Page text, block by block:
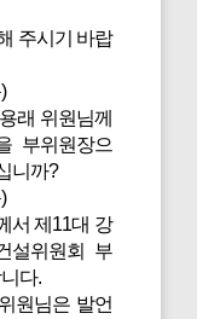
주시기 바랍
래 위원님께
부위원장으
니까?
서 제11대 강
설위원회 부
다.
원님은 발언